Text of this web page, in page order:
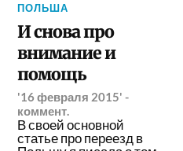
ПОЛЬША
И снова про
внимание и
помощь
'16 февраля 2015' -
коммент.
В своей основной
статье про переезд в